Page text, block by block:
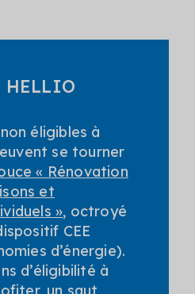
HELLIO
éligibles à
se tourner
« Rénovation
et
», octroyé
CEE
d’énergie).
d’éligibilité à